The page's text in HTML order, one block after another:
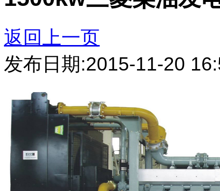
返回上一页
发布日期:2015-11-20